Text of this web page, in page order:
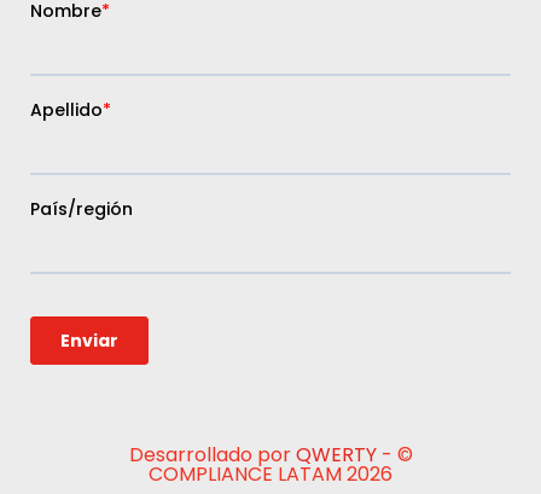
Desarrollado porQWERTY- ©
COMPLIANCE LATAM 2026